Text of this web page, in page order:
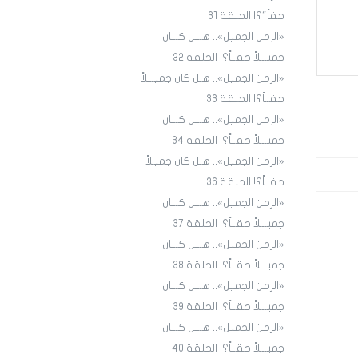
حقاً"؟! الحلقة 31
«الزمن الجميل».. هـــل كـــان
جميـــلاً حقــاً؟! الحلقة ٣٢
«الزمن الجميل».. هـل كان جميـــلاً
حقــاً؟! الحلقة 33
«الزمن الجميل».. هـــل كـــان
جميـــلاً حقــاً؟! الحلقة 34
«الزمن الجميل».. هـل كان جميـلاً
حقــاً؟! الحلقة 36
«الزمن الجميل».. هـــل كـــان
جميـــلاً حقــاً؟! الحلقة 3٧
«الزمن الجميل».. هـــل كـــان
جميـــلاً حقــاً؟! الحلقة 38
«الزمن الجميل».. هـــل كـــان
جميـــلاً حقــاً؟! الحلقة 39
«الزمن الجميل».. هـــل كـــان
جميـــلاً حقــاً؟! الحلقة 40